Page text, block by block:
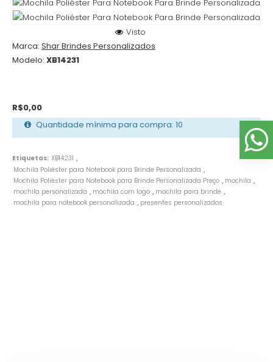
Marca: Shar Brindes Personalizados
Modelo: XB14231
Visto
R$0,00
Quantidade mínima para compra: 10
Etiquetas: XB14231 ,
Mochila Poliéster para Notebook para Brinde Personalizada ,
Mochila Poliéster para Notebook para Brinde Personalizada Preço , mochila ,
mochila personalizada , mochila com logo , mochila para brinde ,
mochila para notebook personalizada , presentes personalizados